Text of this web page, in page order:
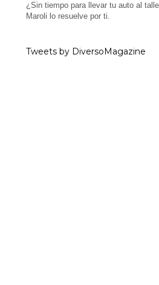
¿Sin tiempo para llevar tu auto al
Maroli lo resuelve por ti.
Tweets by DiversoMagazine